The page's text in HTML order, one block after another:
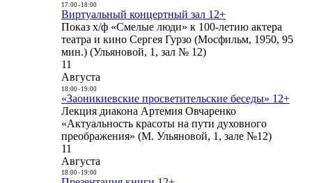
17:00- 18:00
Виртуальный концертный зал 12+
Показ х/ф «Смелые люди» к 100-летию актера
театра и кино Сергея Гурзо (Мосфильм, 1950, 95
мин.) (Ульяновой, 1, зал № 12)
11
Августа
18:00- 19:00
«Заоникиевские просветительские беседы» 12+
Лекция диакона Артемия Овчаренко
«Актуальность красоты на пути духовного
преображения» (М. Ульяновой, 1, зале №12)
11
Августа
18:00- 19:00